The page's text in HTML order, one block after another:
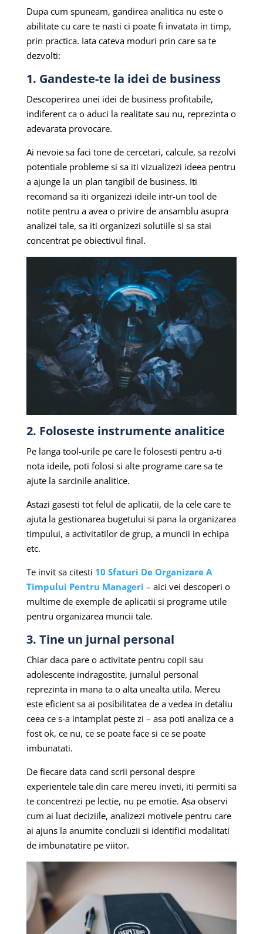
Dupa cum spuneam, gandirea analitica nu este o
abilitate cu care te nasti ci poate fi invatata in timp,
prin practica. Iata cateva moduri prin care sa te
dezvolti:
1. Gandeste-te la idei de business
Descoperirea unei idei de business profitabile,
indiferent ca o aduci la realitate sau nu, reprezinta o
adevarata provocare.
Ai nevoie sa faci tone de cercetari, calcule, sa rezolvi
potentiale probleme si sa iti vizualizezi ideea pentru
a ajunge la un plan tangibil de business. Iti
recomand sa iti organizezi ideile intr-un tool de
notite pentru a avea o privire de ansamblu asupra
analizei tale, sa iti organizezi solutiile si sa stai
concentrat pe obiectivul final.
2. Foloseste instrumente analitice
Pe langa tool-urile pe care le folosesti pentru a-ti
nota ideile, poti folosi si alte programe care sa te
ajute la sarcinile analitice.
Astazi gasesti tot felul de aplicatii, de la cele care te
ajuta la gestionarea bugetului si pana la organizarea
timpului, a activitatilor de grup, a muncii in echipa
etc.
Te invit sa citesti 10 Sfaturi De Organizare A
Timpului Pentru Manageri – aici vei descoperi o
multime de exemple de aplicatii si programe utile
pentru organizarea muncii tale.
3. Tine un jurnal personal
Chiar daca pare o activitate pentru copii sau
adolescente indragostite, jurnalul personal
reprezinta in mana ta o alta unealta utila. Mereu
este eficient sa ai posibilitatea de a vedea in detaliu
ceea ce s-a intamplat peste zi – asa poti analiza ce a
fost ok, ce nu, ce se poate face si ce se poate
imbunatati.
De fiecare data cand scrii personal despre
experientele tale din care mereu inveti, iti permiti sa
te concentrezi pe lectie, nu pe emotie. Asa observi
cum ai luat deciziile, analizezi motivele pentru care
ai ajuns la anumite concluzii si identifici modalitati
de imbunatatire pe viitor.